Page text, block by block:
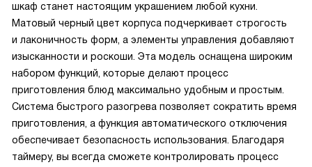
шкаф станет настоящим украшением любой кухни.
Матовый черный цвет корпуса подчеркивает строгость
и лаконичность форм, а элементы управления добавляют
изысканности и роскоши. Эта модель оснащена широким
набором функций, которые делают процесс
приготовления блюд максимально удобным и простым.
Система быстрого разогрева позволяет сократить время
приготовления, а функция автоматического отключения
обеспечивает безопасность использования. Благодаря
таймеру, вы всегда сможете контролировать процесс